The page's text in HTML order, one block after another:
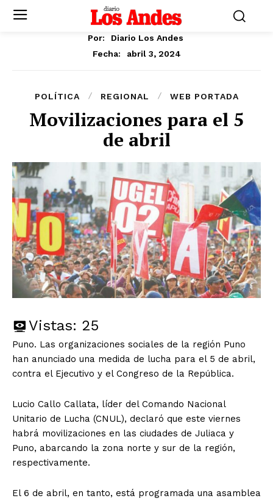
Por:
Diario Los Andes
Fecha:
abril 3, 2024
POLÍTICA REGIONAL WEB PORTADA
Movilizaciones para el 5
de abril
Vistas: 25
Puno. Las organizaciones sociales de la región Puno
han anunciado una medida de lucha para el 5 de abril,
contra el Ejecutivo y el Congreso de la República.
Lucio Callo Callata, líder del Comando Nacional
Unitario de Lucha (CNUL), declaró que este viernes
habrá movilizaciones en las ciudades de Juliaca y
Puno, abarcando la zona norte y sur de la región,
respectivamente.
El 6 de abril, en tanto, está programada una asamblea